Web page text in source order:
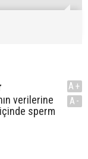
verilerine
sperm
A+
A-